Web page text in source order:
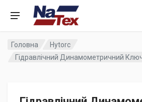
Головна
Hytorc
Гідравлічний Динамометричний Ключ